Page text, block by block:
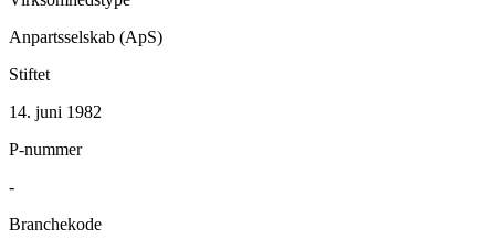
Anpartsselskab (ApS)
Stiftet
14. juni 1982
P-nummer
-
Branchekode